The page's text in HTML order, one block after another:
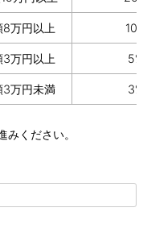
8万円以上
3万円以上
3万円未満
ください。